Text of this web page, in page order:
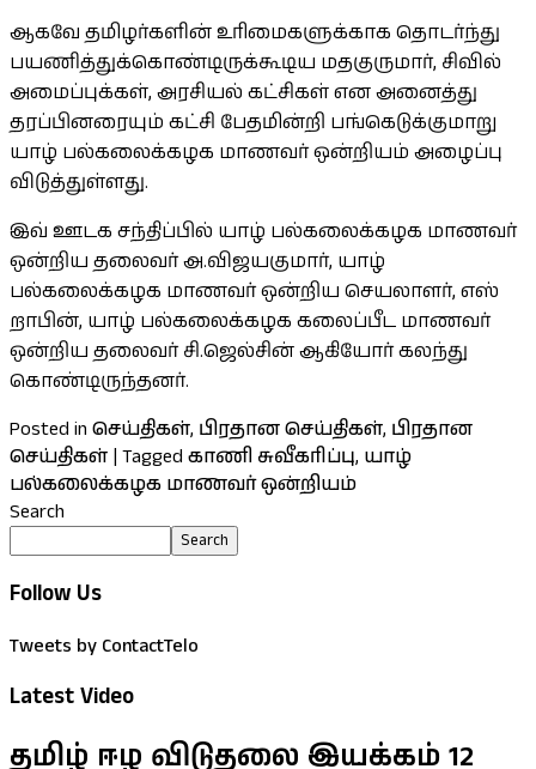
ஆகவே தமிழர்களின் உரிமைகளுக்காக தொடர்ந்து
பயணித்துக்கொண்டிருக்கூடிய மதகுருமார், சிவில்
அமைப்புக்கள், அரசியல் கட்சிகள் என அனைத்து
தரப்பினரையும் கட்சி பேதமின்றி பங்கெடுக்குமாறு
யாழ் பல்கலைக்கழக மாணவர் ஒன்றியம் அழைப்பு
விடுத்துள்ளது.
இவ் ஊடக சந்திப்பில் யாழ் பல்கலைக்கழக மாணவர்
ஒன்றிய தலைவர் அ.விஜயகுமார், யாழ்
பல்கலைக்கழக மாணவர் ஒன்றிய செயலாளர், எஸ்
றாபின், யாழ் பல்கலைக்கழக கலைப்பீட மாணவர்
ஒன்றிய தலைவர் சி.ஜெல்சின் ஆகியோர் கலந்து
கொண்டிருந்தனர்.
Posted in செய்திகள், பிரதான செய்திகள், பிரதான
செய்திகள் | Tagged காணி சுவீகரிப்பு, யாழ்
பல்கலைக்கழக மாணவர் ஒன்றியம்
Search
Search
Follow Us
Tweets by ContactTelo
Latest Video
தமிழ் ஈழ விடுதலை இயக்கம் 12